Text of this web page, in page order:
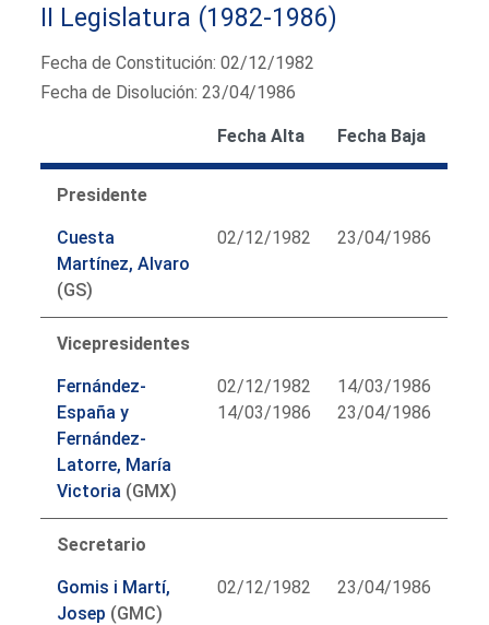
II Legislatura (1982-1986)
Fecha de Constitución: 02/12/1982
Fecha de Disolución: 23/04/1986
Fecha Alta Fecha Baja
Presidente
Cuesta
Martínez, Alvaro
(GS)
02/12/1982 23/04/1986
Vicepresidentes
Fernández-
España y
Fernández-
Latorre, María
Victoria (GMX)
02/12/1982
14/03/1986
14/03/1986
23/04/1986
Secretario
Gomis i Martí,
Josep (GMC)
02/12/1982 23/04/1986